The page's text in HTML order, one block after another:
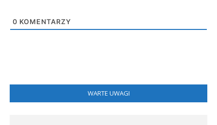
0 KOMENTARZY
WARTE UWAGI